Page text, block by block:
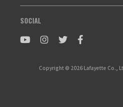
SOCIAL
Copyright © 2026 Lafayette Co.,